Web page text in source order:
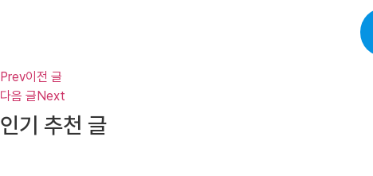
Prev이전 글
다음 글 Next
인기 추천 글